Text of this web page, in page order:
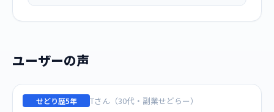
ユーザーの声
せどり歴5年 Tさん（30代・副業せどらー）